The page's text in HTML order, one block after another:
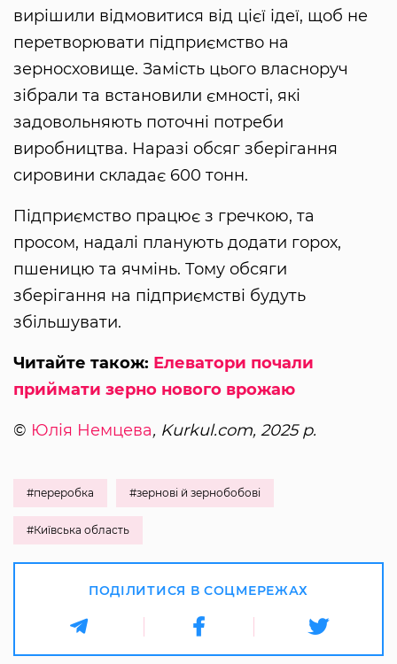
вирішили відмовитися від цієї ідеї, щоб не
перетворювати підприємство на
зерносховище. Замість цього власноруч
зібрали та встановили ємності, які
задовольняють поточні потреби
виробництва. Наразі обсяг зберігання
сировини складає 600 тонн.
Підприємство працює з гречкою, та
просом, надалі планують додати горох,
пшеницю та ячмінь. Тому обсяги
зберігання на підприємстві будуть
збільшувати.
Читайте також: Елеватори почали
приймати зерно нового врожаю
© Юлія Немцева, Kurkul.com, 2025 р.
#переробка #зернові й зернобобові
#Київська область
ПОДІЛИТИСЯ В СОЦМЕРЕЖАХ